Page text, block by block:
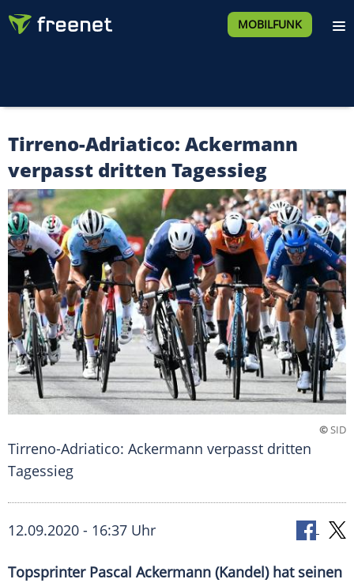
MOBILFUNK
Tirreno-Adriatico: Ackermann
verpasst dritten Tagessieg
©SID
Tirreno-Adriatico: Ackermann verpasst dritten
Tagessieg
12.09.2020 - 16:37 Uhr
Topsprinter Pascal Ackermann (Kandel) hat seinen